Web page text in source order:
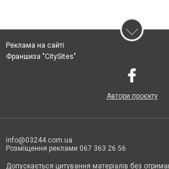
Реклама на сайті
Франшиза "CitySites"
Автори проєкту
info@03244.com.ua
Розміщення реклами 067 363 26 56
Допускається цитування матеріалів без